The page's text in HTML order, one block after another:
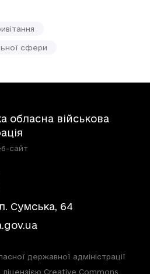
сфери
обласна військова
сайт
Сумська, 64
державної адміністрації
Creative Commons